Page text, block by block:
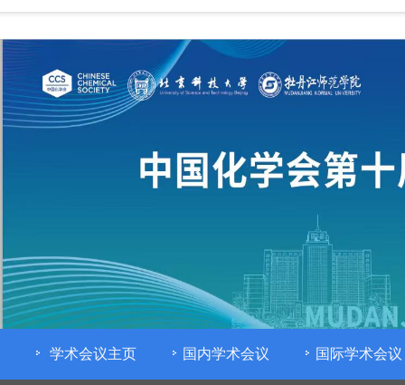
学术会议主页 国内学术会议 国际学术会议